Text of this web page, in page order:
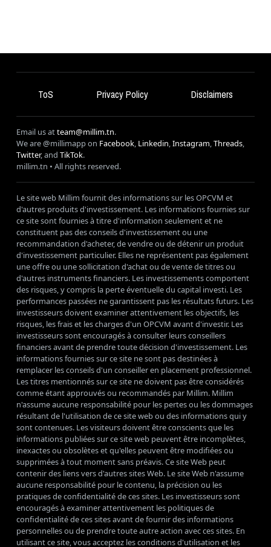
ToS Privacy Policy Disclaimers
Email us atteam@millim.tn.
We are @millimapp on Facebook, Linkedin,Instagram,Threads,
Twitter, and TikTok.
millim.tn • All rights reserved.
Le site web Millim fournit des informations sur les OPCVM et
d'autres produits d'investissement. Les informations fournies sur
ce site sont fournies à titre d'information seulement et ne
constituent pas des conseils d'investissement ou une
recommandation d'acheter, de vendre ou de détenir un produit
d'investissement particulier. Elles ne représentent pas également
une offre ou une sollicitation d'achat ou de vente de titres ou
d'autres instruments financiers. Les investissements comportent
des risques, y compris la perte éventuelle du capital investi. Les
performances passées ne garantissent pas les résultats futurs. Les
investisseurs doivent examiner attentivement les objectifs, les
risques, les frais et les charges d'un OPCVM avant d'investir. Les
investisseurs sont encouragés à consulter leurs conseillers
financiers avant de prendre toute décision d'investissement. Les
informations fournies sur ce site ne sont pas destinées à
remplacer les conseils d'un conseiller en placement professionnel.
Les titres mentionnés sur ce site ne doivent pas être considérés
comme étant approuvés ou recommandés par Millim. Millim
n'assume aucune responsabilité pour les pertes ou les dommages
résultant de l'utilisation de ce site web ou des informations qui y
sont contenues. Les visiteurs doivent être conscients que les
informations publiées sur ce site web peuvent être incomplètes,
inexactes ou obsolètes et qu'elles peuvent être modifiées ou
supprimées à tout moment sans préavis. Ce site Web peut
contenir des liens vers d'autres sites Web. Le site Web n'assume
aucune responsabilité pour le contenu, la précision ou les
pratiques de confidentialité de ces sites. Les investisseurs sont
encouragés à examiner attentivement les politiques de
confidentialité de ces sites avant de fournir des informations
personnelles ou de prendre toute autre action avec ces sites. En
utilisant ce site, vous acceptez les conditions d'utilisation et les